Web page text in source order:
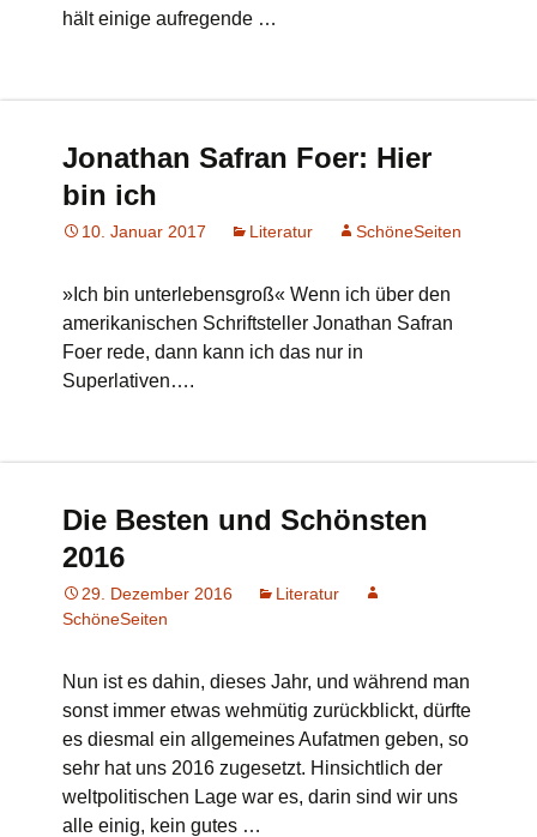
hält einige aufregende …
Jonathan Safran Foer: Hier
bin ich
10. Januar 2017 Literatur SchöneSeiten
»Ich bin unterlebensgroß« Wenn ich über den
amerikanischen Schriftsteller Jonathan Safran
Foer rede, dann kann ich das nur in
Superlativen….
Die Besten und Schönsten
2016
29. Dezember 2016
Literatur
SchöneSeiten
Nun ist es dahin, dieses Jahr, und während man
sonst immer etwas wehmütig zurückblickt, dürfte
es diesmal ein allgemeines Aufatmen geben, so
sehr hat uns 2016 zugesetzt. Hinsichtlich der
weltpolitischen Lage war es, darin sind wir uns
alle einig, kein gutes …